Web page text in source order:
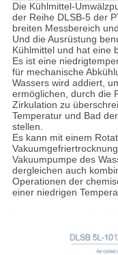
Die Kühlmittel-
der Reihe DLSB-5 der
breiten Messbereich
Und die Ausrüstung
Kühlmittel und hat eine
Es ist eine
für mechanische
Wassers wird addiert,
ermöglichen, durch die
Zirkulation zu
Temperatur und Bad
stellen.
Es kann mit einem
Vakuumpumpe des
dergleichen auch
Operationen der
einer niedrigen